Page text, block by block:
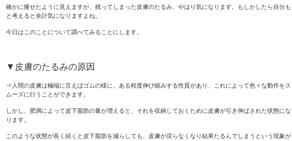
確かに痩せたように見えますが、残ってしまった皮膚のたるみ、やはり気になります。もしかしたら自分も
と考えると余計気になりますよね。
今日はこのことについて調べてみることにします。
▼皮膚のたるみの原因
⇒人間の皮膚は極端に言えばゴムの様に、ある程度伸び縮みする性質があり、これによって色々な動作をス
ムーズに行うことができます。
しかし、肥満によって皮下脂肪の量が増えると、それを収納しておくために皮膚が引き伸ばされた状態にな
ります。
このような状態が長く続くと皮下脂肪を減らしても、皮膚が戻らなくなり結果たるんでしまうという現象が